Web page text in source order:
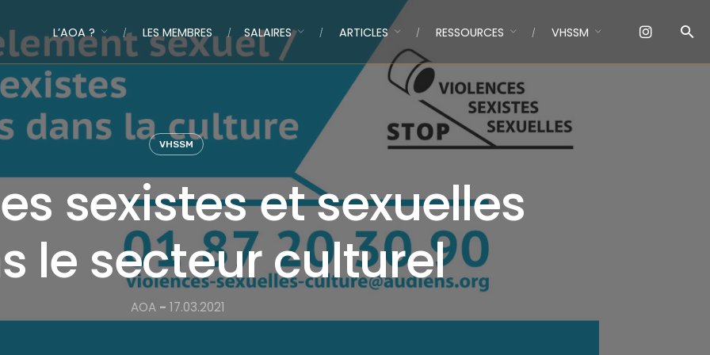
L’AOA ? LES MEMBRES SALAIRES ARTICLES RESSOURCES VHSSM
VHSSM
sexistes et sexuelles
le secteur culturel
AOA - 17.03.2021